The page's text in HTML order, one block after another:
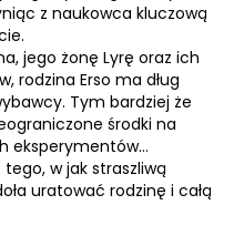
z naukowca kluczową
jego żonę Lyrę oraz ich
rodzina Erso ma dług
Tym bardziej że
środki na
eksperymentów…
w jak straszliwą
uratować rodzinę i całą